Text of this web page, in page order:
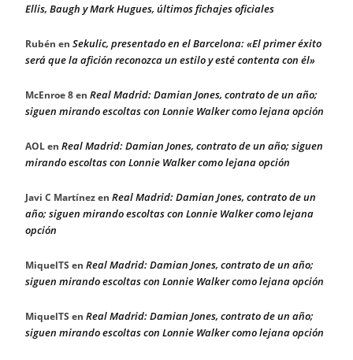
Ellis, Baugh y Mark Hugues, últimos fichajes oficiales
Rubén en Sekulic, presentado en el Barcelona: «El primer éxito
será que la afición reconozca un estilo y esté contenta con él»
McEnroe 8en Real Madrid: Damian Jones, contrato de un año;
siguen mirando escoltas con Lonnie Walker como lejana opción
AOLen Real Madrid: Damian Jones, contrato de un año; siguen
mirando escoltas con Lonnie Walker como lejana opción
Javi C Martínezen Real Madrid: Damian Jones, contrato de un
año; siguen mirando escoltas con Lonnie Walker como lejana
opción
MiquelTS en Real Madrid: Damian Jones, contrato de un año;
siguen mirando escoltas con Lonnie Walker como lejana opción
MiquelTS en Real Madrid: Damian Jones, contrato de un año;
siguen mirando escoltas con Lonnie Walker como lejana opción